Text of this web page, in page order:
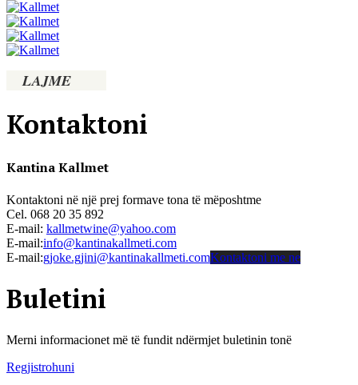
LAJME
Kontaktoni
Kantina Kallmet
Kontaktoni në një prej formave tona të mëposhtme
Cel. 068 20 35 892
E-mail: kallmetwine@yahoo.com
E-mail:info@kantinakallmeti.com
E-mail:gjoke.gjini@kantinakallmeti.comKontaktoni me ne
Buletini
Merni informacionet më të fundit ndërmjet buletinin tonë
Regjistrohuni